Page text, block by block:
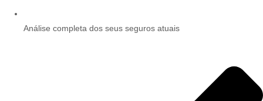
Análise completa dos seus seguros atuais